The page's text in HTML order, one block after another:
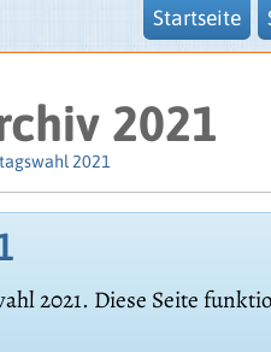
Startseite
2021
2021
2021. Diese Seite